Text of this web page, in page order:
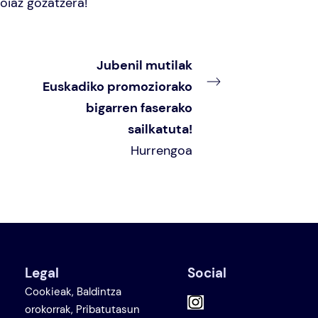
Jubenil mutilak
Euskadiko promoziorako
bigarren faserako
sailkatuta!
Hurrengoa
Legal
Cookieak, Baldintza
orokorrak, Pribatutasun
Social